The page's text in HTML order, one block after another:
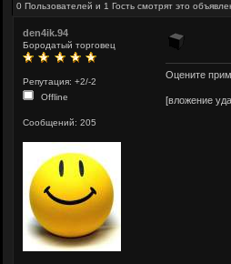
0 Пользователей и 1 Гость смотрят это
den4ik.94
Бородатый торговец
Репутация: +2/-2
Offline
Сообщений: 205
Оцените
[вложение